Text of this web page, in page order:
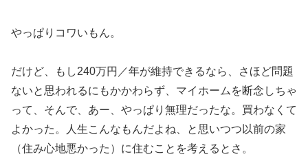
やっぱりコワいもん。
だけど、もし240万円／年が維持できるなら、さほど問題
ないと思われるにもかかわらず、マイホームを断念しちゃ
って、そんで、あー、やっぱり無理だったな。買わなくて
よかった。人生こんなもんだよね、と思いつつ以前の家
（住み心地悪かった）に住むことを考えるとさ。